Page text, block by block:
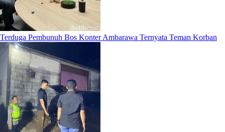
Terduga Pembunuh Bos Konter Ambarawa Ternyata Teman Korban